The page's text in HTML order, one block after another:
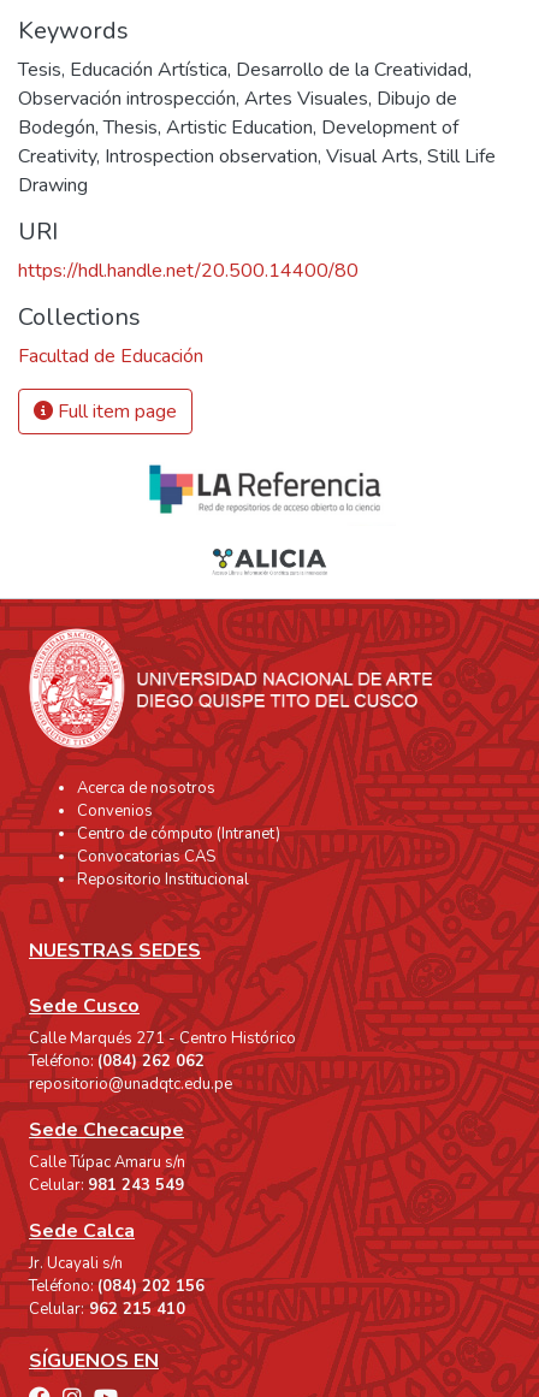
Keywords
Tesis, Educación Artística, Desarrollo de la Creatividad,
Observación introspección, Artes Visuales, Dibujo de
Bodegón,Thesis, Artistic Education, Development of
Creativity, Introspection observation, Visual Arts, Still Life
Drawing
URI
https://hdl.handle.net/20.500.14400/80
Collections
Facultad de Educación
Full item page
Acerca de nosotros
Convenios
Centro de cómputo (Intranet)
Convocatorias CAS
Repositorio Institucional
NUESTRAS SEDES
Sede Cusco
Calle Marqués 271 - Centro Histórico
Teléfono:(084) 262 062
repositorio@unadqtc.edu.pe
Sede Checacupe
Calle Túpac Amaru s/n
Celular: 981 243 549
Sede Calca
Jr. Ucayali s/n
Teléfono:(084) 202 156
Celular:962 215 410
SÍGUENOS EN